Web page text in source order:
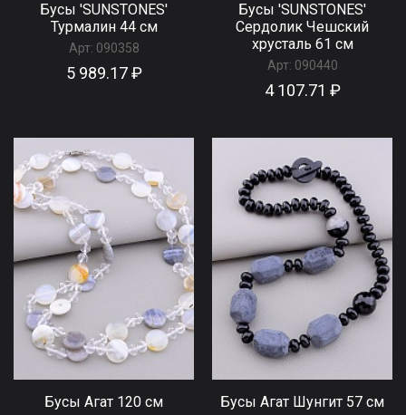
Бусы 'SUNSTONES'
Турмалин 44 см
Арт: 090358
5 989.17 ₽
Бусы 'SUNSTONES'
Сердолик Чешский
хрусталь 61 см
Арт: 090440
4 107.71 ₽
Бусы Агат 120 см Бусы Агат Шунгит 57 см